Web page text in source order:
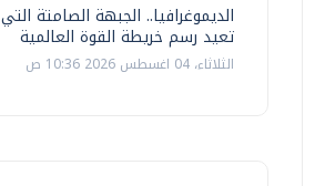
الديموغرافيا.. الجبهة الصامتة التي
تعيد رسم خريطة القوة العالمية
الثلاثاء، 04 اغسطس 2026 10:36 ص